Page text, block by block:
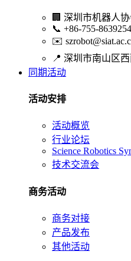
🏢 深圳市机器人
📞 +86-755-
✉️
📍 深圳市南山区
同期活动
活动安排
活动概览
行业论坛
Science Robotics
技术交流会
商务活动
商务对接
产品发布
其他活动